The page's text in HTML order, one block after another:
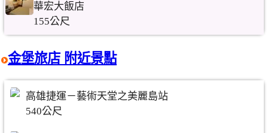
華宏大飯店
155公尺
金堡旅店 附近景點
高雄捷運－藝術天堂之美麗島站
540公尺